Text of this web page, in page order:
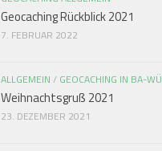
Geocaching Rückblick 2021
7. FEBRUAR 2022
ALLGEMEIN / GEOCACHING IN BA-WÜ
Weihnachtsgruß 2021
23. DEZEMBER 2021